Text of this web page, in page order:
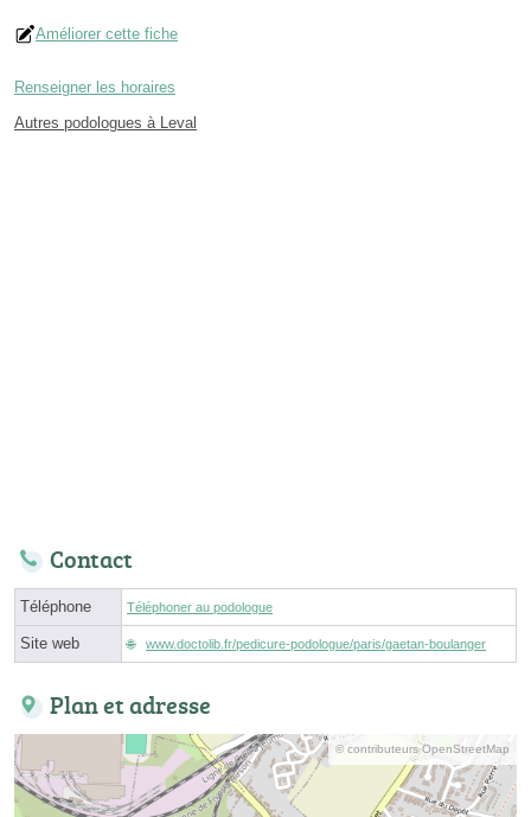
Améliorer cette fiche
Renseigner les horaires
Autres podologues à Leval
Contact
Téléphone Téléphoner au podologue
Site web www.doctolib.fr/pedicure-podologue/paris/gaetan-boulanger
Plan et adresse
© contributeurs OpenStreetMap